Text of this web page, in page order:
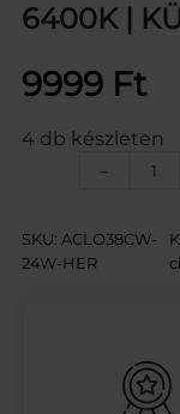
6400K |
9999 Ft
4 db készleten
–
A
e
n
SKU: ACLO38CW-
24W-HER